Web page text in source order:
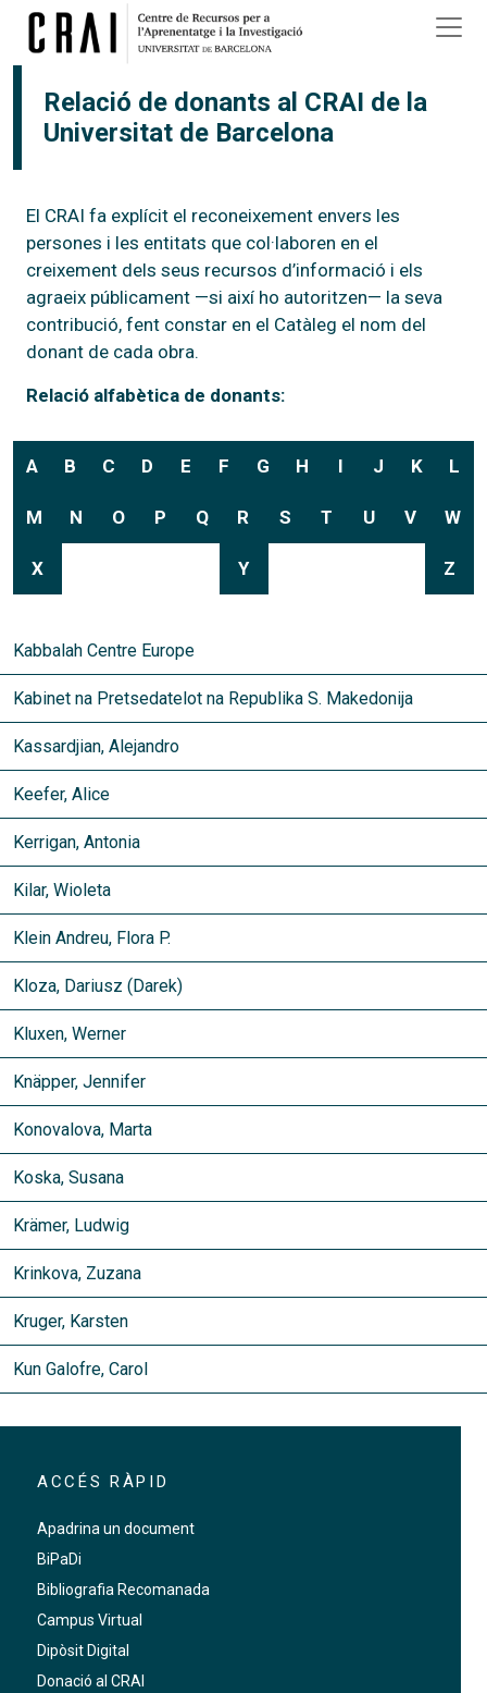
Vés al contingut
Relació de donants al CRAI de la
Universitat de Barcelona
El CRAI fa explícit el reconeixement envers les
persones i les entitats que col·laboren en el
creixement dels seus recursos d’informació i els
agraeix públicament —si així ho autoritzen— la seva
contribució, fent constar en el Catàleg el nom del
donant de cada obra.
Relació alfabètica de donants:
A B C D E F G H I J K L
M N O P Q R S T U V W
X Y Z
Kabbalah Centre Europe
Kabinet na Pretsedatelot na Republika S. Makedonija
Kassardjian, Alejandro
Keefer, Alice
Kerrigan, Antonia
Kilar, Wioleta
Klein Andreu, Flora P.
Kloza, Dariusz (Darek)
Kluxen, Werner
Knäpper, Jennifer
Konovalova, Marta
Koska, Susana
Krämer, Ludwig
Krinkova, Zuzana
Kruger, Karsten
Kun Galofre, Carol
ACCÉS RÀPID
Apadrina un document
BiPaDi
Bibliografia Recomanada
Campus Virtual
Dipòsit Digital
Donació al CRAI